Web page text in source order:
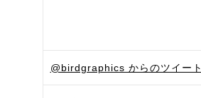
@birdgraphics からのツイート